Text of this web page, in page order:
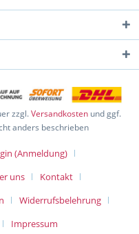
zzgl.Versandkosten und ggf.
anders beschrieben
(Anmeldung)
uns
Kontakt
Widerrufsbelehrung
Impressum